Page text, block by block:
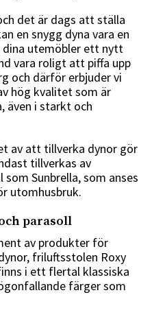
det är dags att ställa
en snygg dyna vara en
utemöbler ett nytt
vara roligt att piffa upp
och därför erbjuder vi
hög kvalitet som är
även i starkt och
av att tillverka dynor gör
tillverkas av
Sunbrella, som anses
utomhusbruk.
parasoll
av produkter för
friluftsstolen Roxy
i ett flertal klassiska
färger som